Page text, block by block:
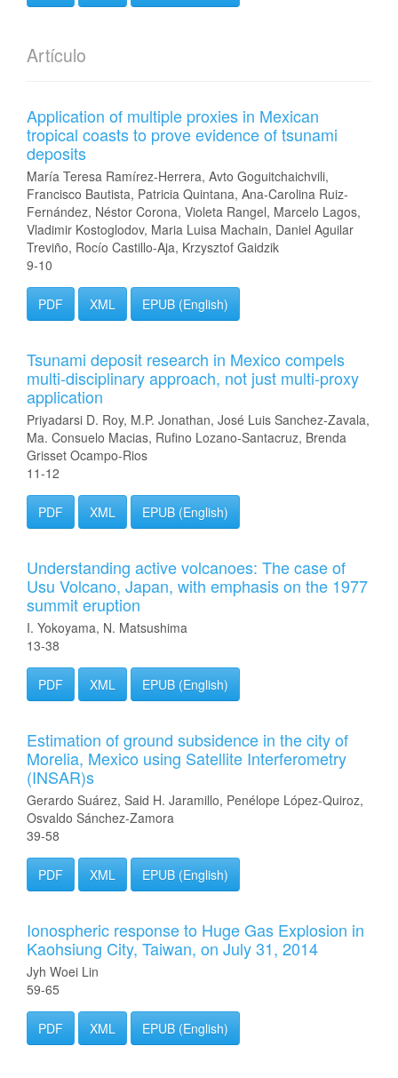
Artículo
Application of multiple proxies in Mexican
tropical coasts to prove evidence of tsunami
deposits
María Teresa Ramírez-Herrera, Avto Goguitchaichvili,
Francisco Bautista, Patricia Quintana, Ana-Carolina Ruiz-
Fernández, Néstor Corona, Violeta Rangel, Marcelo Lagos,
Vladimir Kostoglodov, Maria Luisa Machain, Daniel Aguilar
Treviño, Rocío Castillo-Aja, Krzysztof Gaidzik
9-10
PDF XML EPUB (English)
Tsunami deposit research in Mexico compels
multi-disciplinary approach, not just multi-proxy
application
Priyadarsi D. Roy, M.P. Jonathan, José Luis Sanchez-Zavala,
Ma. Consuelo Macias, Rufino Lozano-Santacruz, Brenda
Grisset Ocampo-Rios
11-12
PDF XML EPUB (English)
Understanding active volcanoes: The case of
Usu Volcano, Japan, with emphasis on the 1977
summit eruption
I. Yokoyama, N. Matsushima
13-38
PDF XML EPUB (English)
Estimation of ground subsidence in the city of
Morelia, Mexico using Satellite Interferometry
(INSAR)s
Gerardo Suárez, Said H. Jaramillo, Penélope López-Quiroz,
Osvaldo Sánchez-Zamora
39-58
PDF XML EPUB (English)
Ionospheric response to Huge Gas Explosion in
Kaohsiung City, Taiwan, on July 31, 2014
Jyh Woei Lin
59-65
PDF XML EPUB (English)